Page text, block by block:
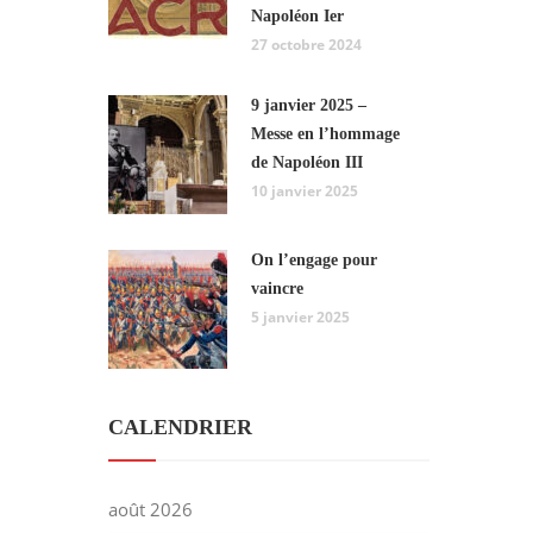
Napoléon Ier
27 octobre 2024
9 janvier 2025 –
Messe en l’hommage
de Napoléon III
10 janvier 2025
On l’engage pour
vaincre
5 janvier 2025
CALENDRIER
août 2026